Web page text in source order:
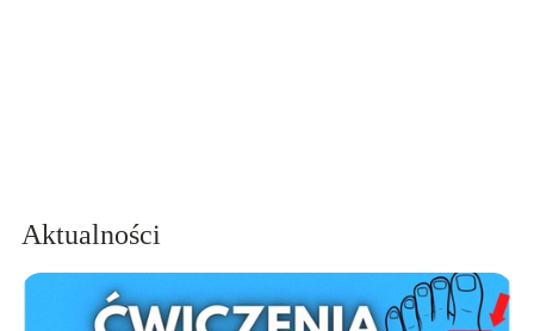
Aktualności